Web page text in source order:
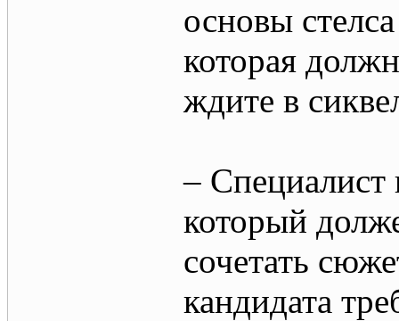
основы
которая
ждите в
–
который
сочетать
кандидата